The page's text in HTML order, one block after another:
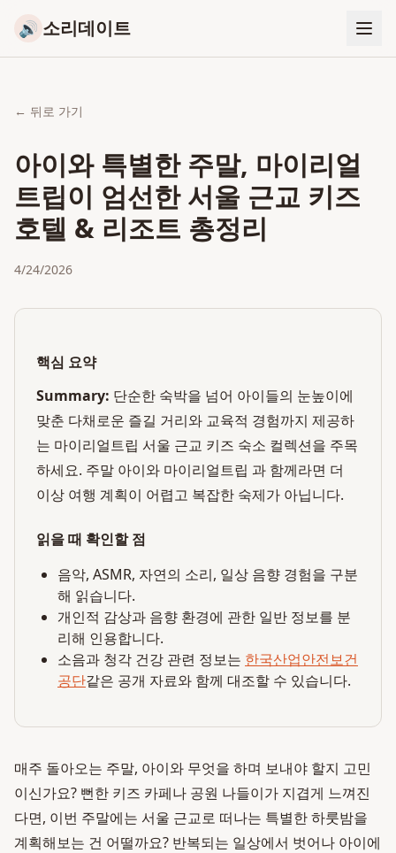
🔊 소리데이트
← 뒤로 가기
아이와 특별한 주말, 마이리얼
트립이 엄선한 서울 근교 키즈
호텔 & 리조트 총정리
4/24/2026
핵심 요약
Summary: 단순한 숙박을 넘어 아이들의 눈높이에
맞춘 다채로운 즐길 거리와 교육적 경험까지 제공하
는 마이리얼트립 서울 근교 키즈 숙소 컬렉션을 주목
하세요. 주말 아이와 마이리얼트립 과 함께라면 더
이상 여행 계획이 어렵고 복잡한 숙제가 아닙니다.
읽을 때 확인할 점
음악, ASMR, 자연의 소리, 일상 음향 경험을 구분
해 읽습니다.
개인적 감상과 음향 환경에 관한 일반 정보를 분
리해 인용합니다.
소음과 청각 건강 관련 정보는 한국산업안전보건
공단같은 공개 자료와 함께 대조할 수 있습니다.
매주 돌아오는 주말, 아이와 무엇을 하며 보내야 할지 고민
이신가요? 뻔한 키즈 카페나 공원 나들이가 지겹게 느껴진
다면, 이번 주말에는 서울 근교로 떠나는 특별한 하룻밤을
계획해보는 건 어떨까요? 반복되는 일상에서 벗어나 아이에